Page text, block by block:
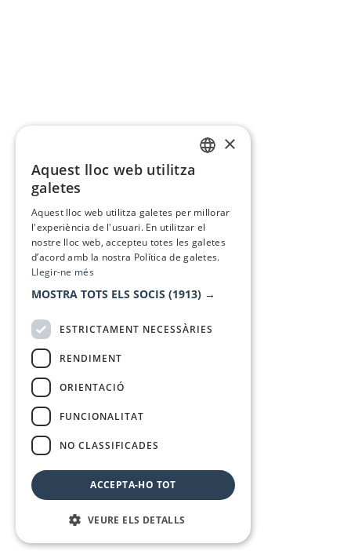
×
Aquest lloc web utilitza
galetes
Aquest lloc web utilitza galetes per millorar
l'experiència de l'usuari. En utilitzar el
nostre lloc web, accepteu totes les galetes
d’acord amb la nostra Política de galetes.
Llegir-ne més
MOSTRA TOTS ELS SOCIS (1913) →
ESTRICTAMENT NECESSÀRIES
RENDIMENT
ORIENTACIÓ
FUNCIONALITAT
NO CLASSIFICADES
ACCEPTA-HO TOT
VEURE ELS DETALLS